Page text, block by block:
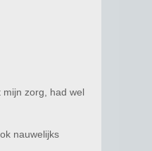
zorg, had wel
nauwelijks